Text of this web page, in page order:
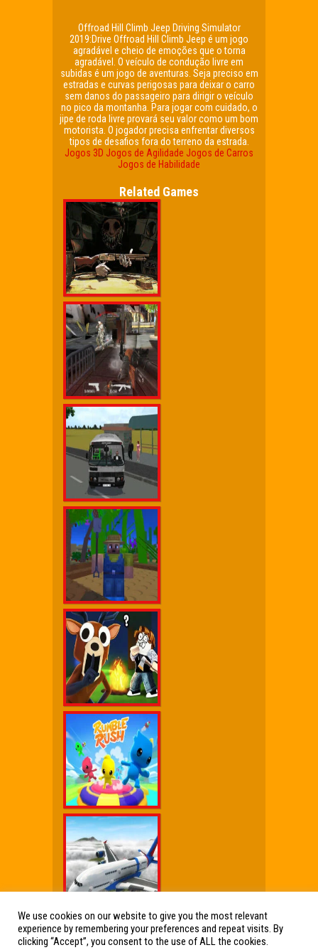
Offroad Hill Climb Jeep Driving Simulator
2019:Drive Offroad Hill Climb Jeep é um jogo
agradável e cheio de emoções que o torna
agradável. O veículo de condução livre em
subidas é um jogo de aventuras. Seja preciso em
estradas e curvas perigosas para deixar o carro
sem danos do passageiro para dirigir o veículo
no pico da montanha. Para jogar com cuidado, o
jipe de roda livre provará seu valor como um bom
motorista. O jogador precisa enfrentar diversos
tipos de desafios fora do terreno da estrada.
Jogos 3D Jogos de Agilidade Jogos de Carros
Jogos de Habilidade
Related Games
Wx Cheat Games|Click Jogos Pro|Humor wx
We use cookies on our website to give you the most relevant
experience by remembering your preferences and repeat visits. By
clicking “Accept”, you consent to the use of ALL the cookies.